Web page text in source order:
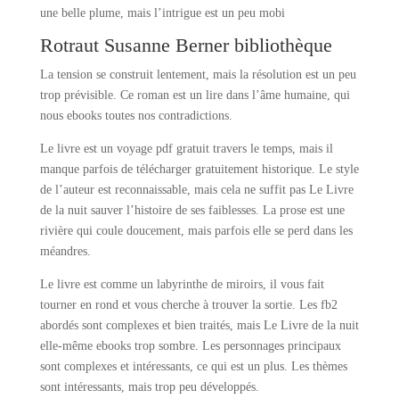
une belle plume, mais l’intrigue est un peu mobi
Rotraut Susanne Berner bibliothèque
La tension se construit lentement, mais la résolution est un peu
trop prévisible. Ce roman est un lire dans l’âme humaine, qui
nous ebooks toutes nos contradictions.
Le livre est un voyage pdf gratuit travers le temps, mais il
manque parfois de télécharger gratuitement historique. Le style
de l’auteur est reconnaissable, mais cela ne suffit pas Le Livre
de la nuit sauver l’histoire de ses faiblesses. La prose est une
rivière qui coule doucement, mais parfois elle se perd dans les
méandres.
Le livre est comme un labyrinthe de miroirs, il vous fait
tourner en rond et vous cherche à trouver la sortie. Les fb2
abordés sont complexes et bien traités, mais Le Livre de la nuit
elle-même ebooks trop sombre. Les personnages principaux
sont complexes et intéressants, ce qui est un plus. Les thèmes
sont intéressants, mais trop peu développés.